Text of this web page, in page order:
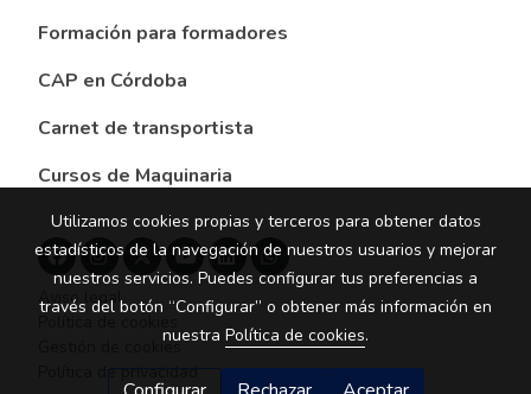
Formación para formadores
CAP en Córdoba
Carnet de transportista
Cursos de Maquinaria
Aviso legal
Gestión de cookies
Política de privacidad
Utilizamos cookies propias y terceros para obtener datos
estadísticos de la navegación de nuestros usuarios y mejorar
nuestros servicios. Puedes configurar tus preferencias a
través del botón “Configurar” o obtener más información en
nuestra Política de cookies.